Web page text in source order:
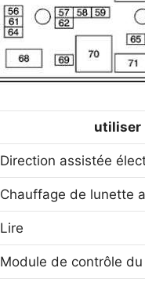
utiliser
Direction assistée
Chauffage de lunette
Lire
Module de contrôle